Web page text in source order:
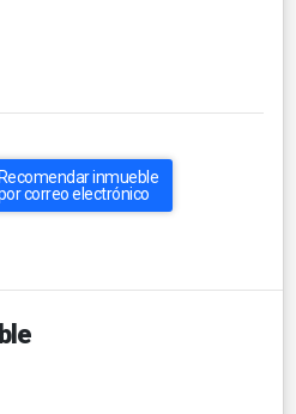
Recomendar inmueble
correo electrónico